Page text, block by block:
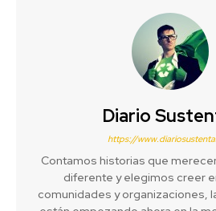
Diario
https://
Contamos historias que
diferente y elegimos creer
comunidades y organizaciones,